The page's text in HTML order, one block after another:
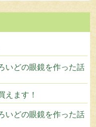
いどの眼鏡を作った話
えます！
いどの眼鏡を作った話